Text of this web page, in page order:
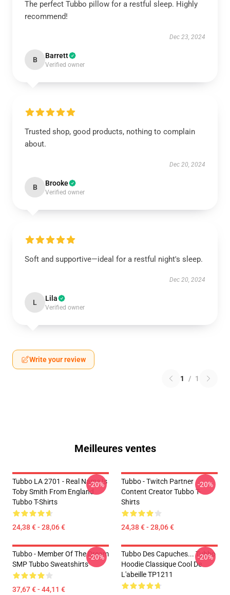
The perfect Tubbo pillow for a restful sleep. Highly
recommend!
Dec 23, 2024
B Barrett
Verified owner
Trusted shop, good products, nothing to complain
about.
Dec 20, 2024
B Brooke
Verified owner
Soft and supportive—ideal for a restful night's sleep.
Dec 20, 2024
L Lila
Verified owner
Write your review
1 / 1
Meilleures ventes
Tubbo LA 2701 - Real Name Is
Toby Smith From England
Tubbo T-Shirts
24,38 € - 28,06 €
-20%
Tubbo - Twitch Partner
Content Creator Tubbo T-
Shirts
24,38 € - 28,06 €
-20%
Tubbo - Member Of The Dream
SMP Tubbo Sweatshirts
37,67 € - 44,11 €
-20%
Tubbo Des Capuches... Tubbo
Hoodie Classique Cool De
L'abeille TP1211
-20%